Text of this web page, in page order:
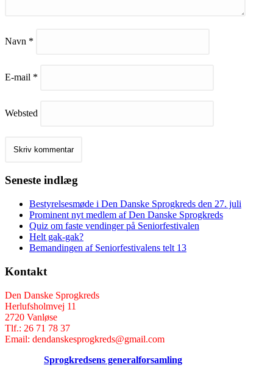
Navn *
E-mail *
Websted
Seneste indlæg
Bestyrelsesmøde i Den Danske Sprogkreds den 27. juli
Prominent nyt medlem af Den Danske Sprogkreds
Quiz om faste vendinger på Seniorfestivalen
Helt gak-gak?
Bemandingen af Seniorfestivalens telt 13
Kontakt
Den Danske Sprogkreds
Herlufsholmvej 11
2720 Vanløse
Tlf.: 26 71 78 37
Email: dendanskesprogkreds@gmail.com
Sprogkredsens generalforsamling